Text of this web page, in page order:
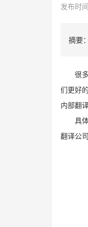
发布时
摘要
很
们更好
内部翻
具
翻译公